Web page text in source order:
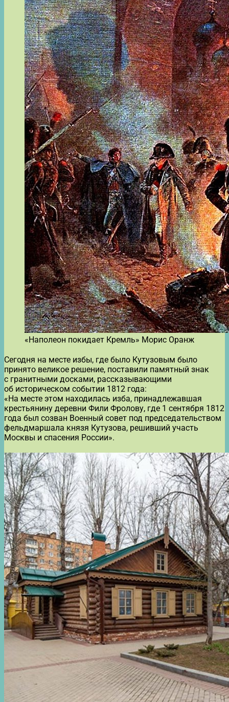
«Наполеон покидает Кремль» Морис Оранж
Сегодня на месте избы, где было Кутузовым было
принято великое решение, поставили памятный знак
с гранитными досками, рассказывающими
об историческом событии 1812 года:
«На месте этом находилась изба, принадлежавшая
крестьянину деревни Фили Фролову, где 1 сентября 1812
года был созван Военный совет под председательством
фельдмаршала князя Кутузова, решивший участь
Москвы и спасения России».